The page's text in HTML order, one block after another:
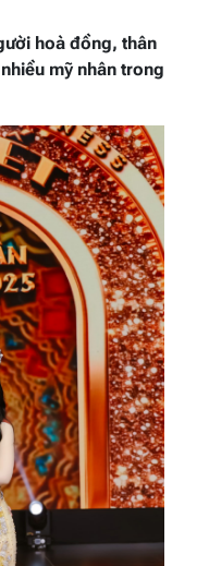
hoà đồng, thân
mỹ nhân trong